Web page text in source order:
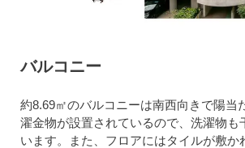
バルコニー
約8.69㎡のバルコニーは南西向きで陽当
濯金物が設置されているので、洗濯物も
います。また、フロアにはタイルが敷か